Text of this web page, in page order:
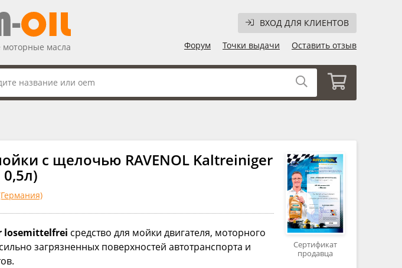
ВХОД ДЛЯ КЛИЕНТОВ
Форум
Точки выдачи Оставить отзыв
масла
с щелочью RAVENOL Kaltreiniger
losemittelfrei средство для мойки двигателя, моторного
загрязненных поверхностей автотранспорта и
Сертификат
продавца